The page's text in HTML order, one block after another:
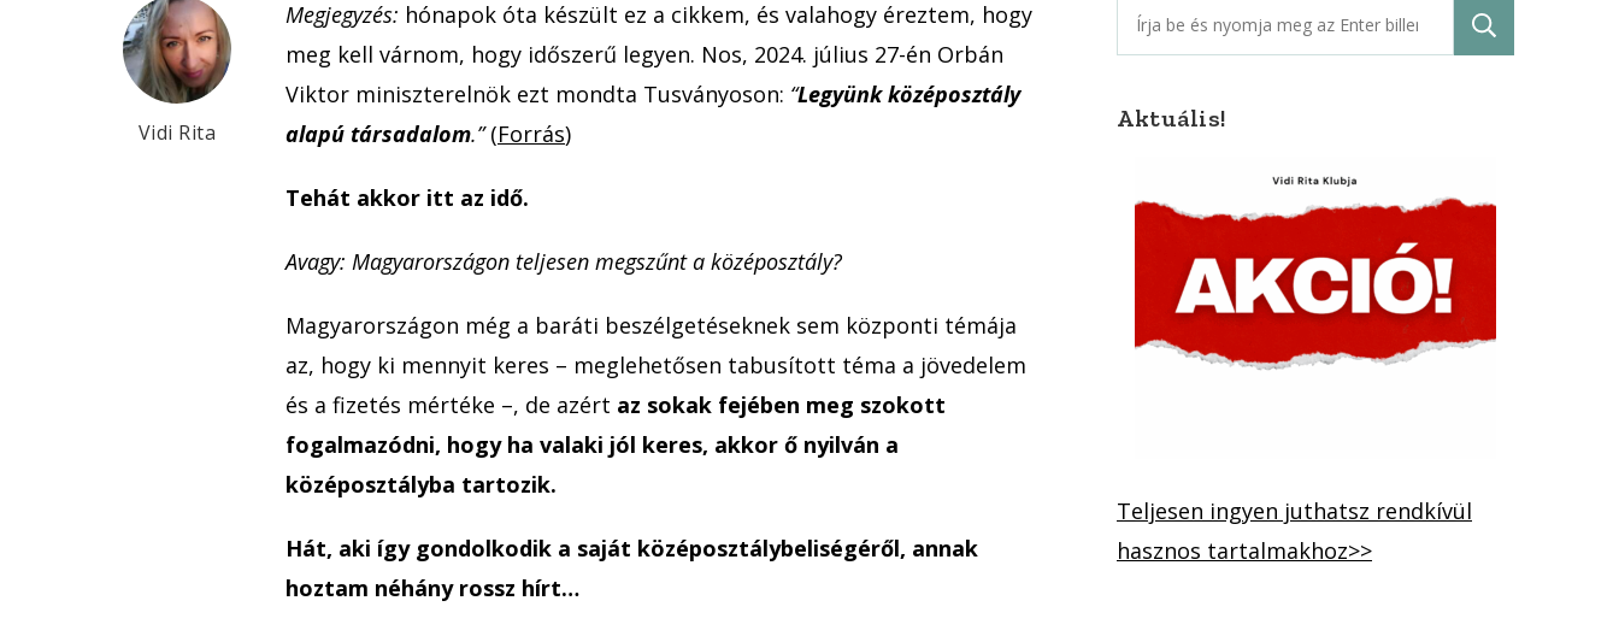
Vidi Rita
Megjegyzés: hónapok óta készült ez a cikkem, és valahogy éreztem, hogy
meg kell várnom, hogy időszerű legyen. Nos, 2024. július 27-én Orbán
Viktor miniszterelnök ezt mondta Tusványoson: “Legyünk középosztály
alapú társadalom.”(Forrás)
Tehát akkor itt az idő.
Avagy: Magyarországon teljesen megszűnt a középosztály?
Magyarországon még a baráti beszélgetéseknek sem központi témája
az, hogy ki mennyit keres – meglehetősen tabusított téma a jövedelem
és a fizetés mértéke –, de azért az sokak fejében meg szokott
fogalmazódni, hogy ha valaki jól keres, akkor ő nyilván a
középosztályba tartozik.
Hát, aki így gondolkodik a saját középosztálybeliségéről, annak
hoztam néhány rossz hírt…
Keresés:
Aktuális!
Teljesen ingyen juthatsz rendkívül
hasznos tartalmakhoz>>